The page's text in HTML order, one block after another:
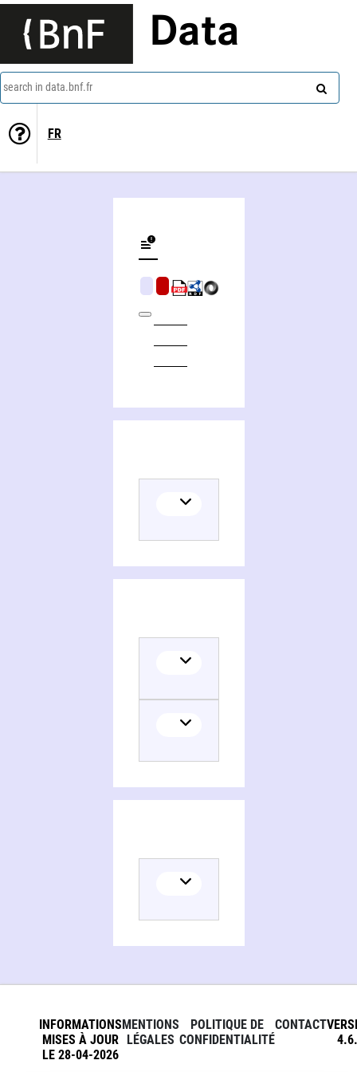
Data
search in data.bnf.fr
FR
INFORMATIONS
MISES À JOUR
LE 28-04-2026
MENTIONS
LÉGALES
POLITIQUE DE
CONFIDENTIALITÉ
CONTACT